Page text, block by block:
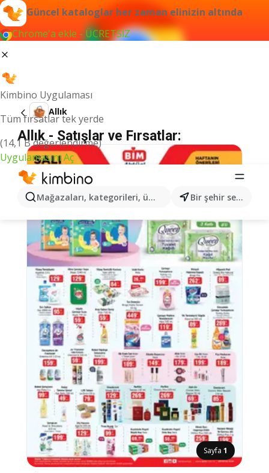
Güncel kataloglar her zaman elinizin altında
Chrome'a ekle - ÜCRETSİZ
Kimbino Uygulaması
Tüm fırsatlar tek yerde
(14,1 B değerlendirme)
Uygulamasını Aç
Mağazaları, kategorileri, ürünleri arayın... Bir şehir seçin
Allık
Allık - Satışlar ve Fırsatlar:
Sayfa 1